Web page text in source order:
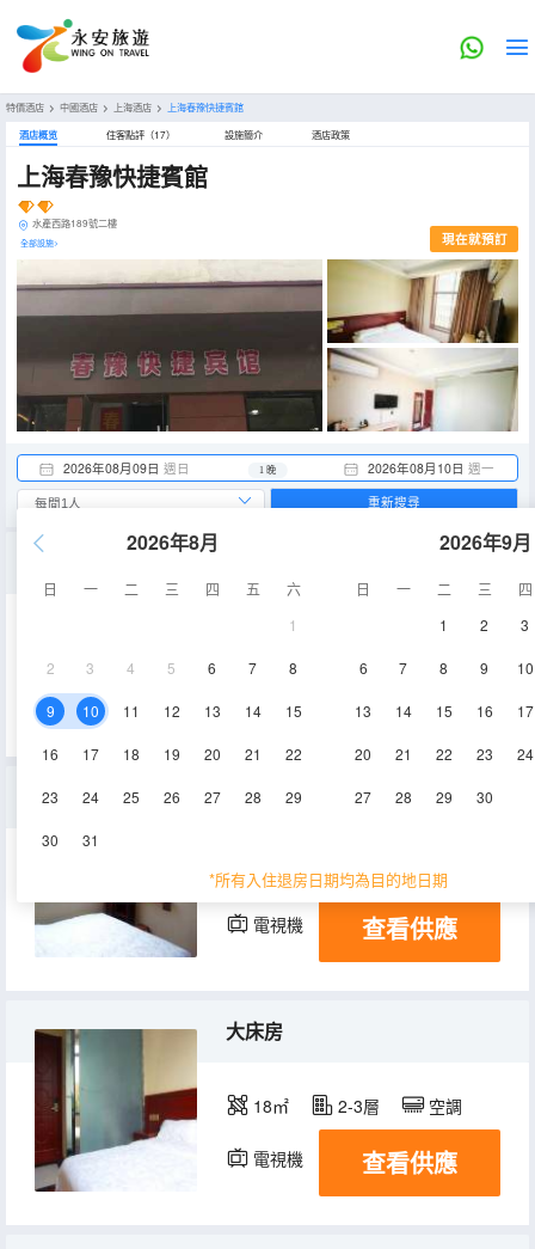
特價酒店 > 中國酒店 > 上海酒店 > 上海春豫快捷賓館
酒店概览 住客點評（17） 設施簡介 酒店政策
上海春豫快捷賓館
水產西路189號二樓
全部設施> 現在就預訂
2026年08月09日 週日 2026年08月10日 週一
1 晚
2026年8月
日 一 二 三 四 五
六
1
2 3 4 5 6 7 8
9 10 11 12 13 14 15
16 17 18 19 20 21 22
23 24 25 26 27 28 29
30 31
2026年9月
日 一 二 三
四
1
2 3
6 7 8 9 10
13 14 15 16 17
20 21 22 23 24
27 28 29 30
*所有入住退房日期均為目的地日期
重新搜尋
空調
普通大床房
15㎡ 2-3層 空調
電視機 查看供應
大床房
18㎡ 2-3層 空調
電視機 查看供應